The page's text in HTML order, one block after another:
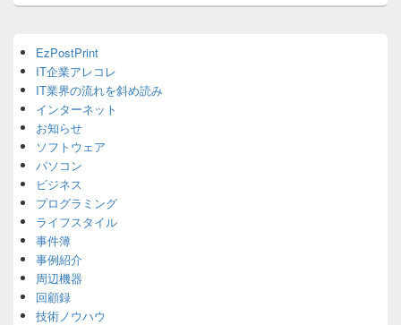
Sidebar
Widget
Area
EzPostPrint
IT企業アレコレ
IT業界の流れを斜め読み
インターネット
お知らせ
ソフトウェア
パソコン
ビジネス
プログラミング
ライフスタイル
事件簿
事例紹介
周辺機器
回顧録
技術ノウハウ